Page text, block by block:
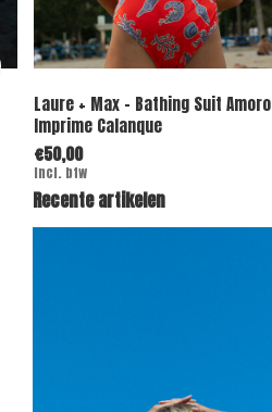
Laure + Max - Bathing Suit
Imprime Calanque
€50,00
Incl. btw
Recente artikelen